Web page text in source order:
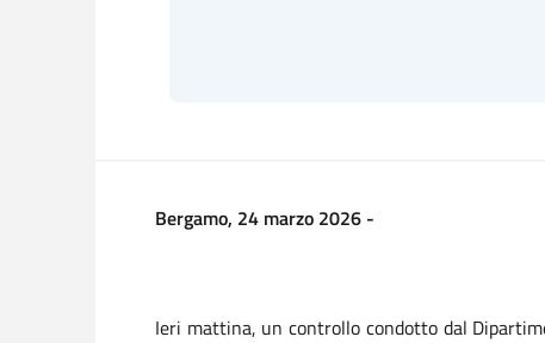
Bergamo, 24 marzo 2026 -
Ieri mattina, un controllo condotto dal